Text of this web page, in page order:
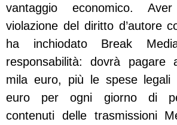
vantaggio economico.
violazione del diritto d’autore
ha inchiodato Break
responsabilità: dovrà pagare
mila euro, più le spese legali
euro per ogni giorno di
contenuti delle trasmissioni